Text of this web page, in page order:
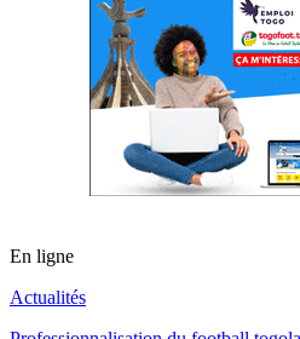
En ligne
Actualités